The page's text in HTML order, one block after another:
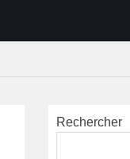
Rechercher